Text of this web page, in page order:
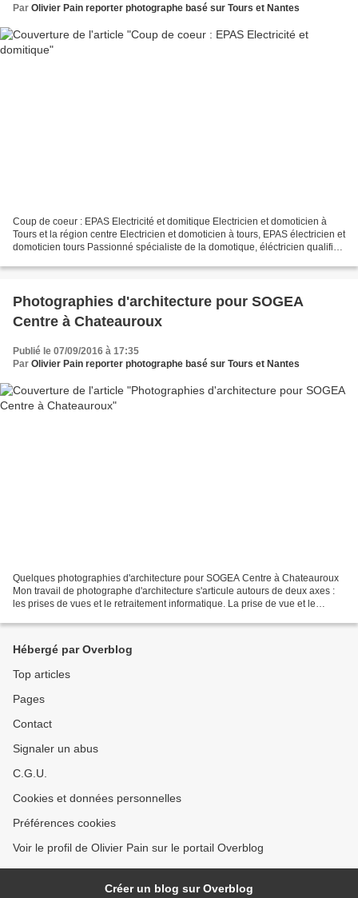
Par Olivier Pain reporter photographe basé sur Tours et Nantes
Coup de coeur : EPAS Electricité et domitique Electricien et domoticien à
Tours et la région centre Electricien et domoticien à tours, EPAS électricien et
domoticien tours Passionné spécialiste de la domotique, éléctricien qualifié
Photographies d'architecture pour SOGEA
Centre à Chateauroux
Publié le 07/09/2016 à 17:35
Par Olivier Pain reporter photographe basé sur Tours et Nantes
Quelques photographies d'architecture pour SOGEA Centre à Chateauroux
Mon travail de photographe d'architecture s'articule autours de deux axes :
les prises de vues et le retraitement informatique. La prise de vue et le
Hébergé par Overblog
Top articles
Pages
Contact
Signaler un abus
C.G.U.
Cookies et données personnelles
Préférences cookies
Voir le profil de Olivier Pain sur le portail Overblog
Créer un blog sur Overblog